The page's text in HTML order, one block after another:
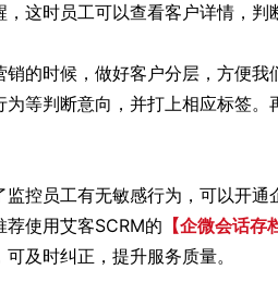
，这时员工可以查看客户详情，判
销的时候，做好客户分层，方便我
为等判断意向，并打上相应标签
监控员工有无敏感行为，可以开
荐使用艾客SCRM的 【企微会话存
可及时纠正，提升服务质量。